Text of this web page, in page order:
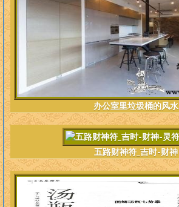
办公室里垃圾桶的风水
五路财神符_吉时-财神